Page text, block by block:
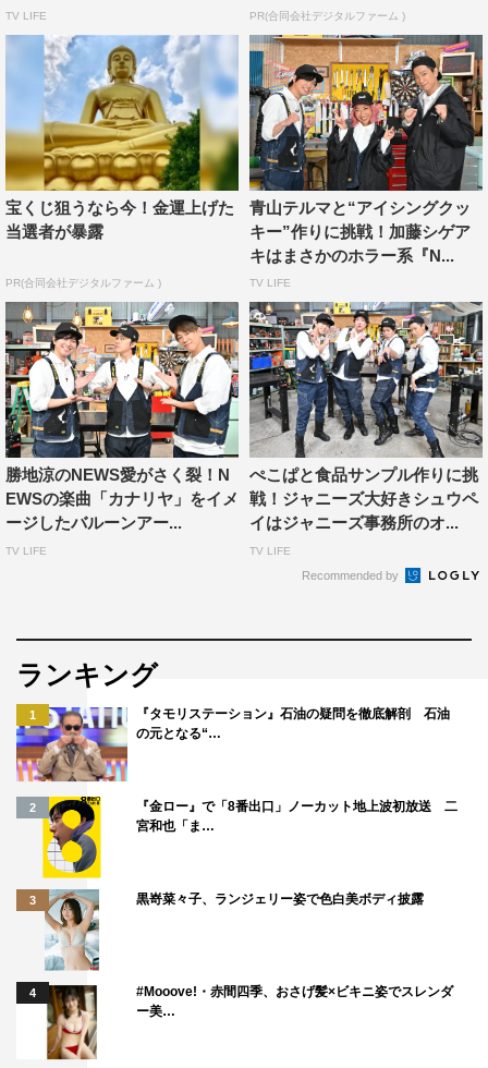
公式Instagram：zenryokumaking
©TBS
NEWS ぼる塾 加藤シゲアキ
小山慶一郎 田辺智加
TV LIFE PR(合同会社デジタルファーム )
宝くじ狙うなら今！金運上げた
当選者が暴露
PR(合同会社デジタルファーム )
青山テルマと“アイシングクッ
キー”作りに挑戦！加藤シゲア
キはまさかのホラー系『N...
TV LIFE
勝地涼のNEWS愛がさく裂！N
EWSの楽曲「カナリヤ」をイメ
ージしたバルーンアー...
TV LIFE
ぺこぱと食品サンプル作りに挑
戦！ジャニーズ大好きシュウペ
イはジャニーズ事務所のオ...
TV LIFE
Recommended by
ランキング
1
『タモリステーション』石油の疑問を徹底解剖 石油
の元となる“…
2
『金ロー』で「8番出口」ノーカット地上波初放送 二
宮和也「ま…
3 黒嵜菜々子、ランジェリー姿で色白美ボディ披露
4
#Mooove!・赤間四季、おさげ髪×ビキニ姿でスレンダ
ー美…